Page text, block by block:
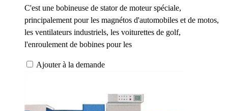
C'est une bobineuse de stator de moteur spéciale,
principalement pour les magnétos d'automobiles et de motos,
les ventilateurs industriels, les voiturettes de golf,
l'enroulement de bobines pour les
Ajouter à la demande